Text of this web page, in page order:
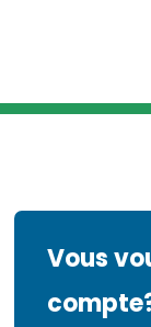
Vous